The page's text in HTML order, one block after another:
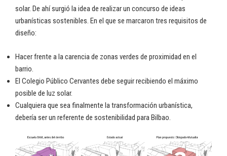
solar. De ahí surgió la idea de realizar un concurso de ideas
urbanísticas sostenibles. En el que se marcaron tres requisitos de
diseño:
Hacer frente a la carencia de zonas verdes de proximidad en el
barrio.
El Colegio Público Cervantes debe seguir recibiendo el máximo
posible de luz solar.
Cualquiera que sea finalmente la transformación urbanística,
debería ser un referente de sostenibilidad para Bilbao.